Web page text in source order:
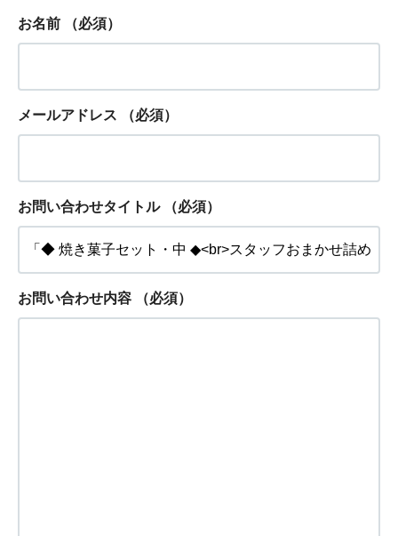
お名前 （必須）
メールアドレス （必須）
お問い合わせタイトル （必須）
お問い合わせ内容 （必須）